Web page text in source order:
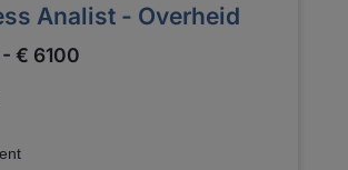
Analist - Overheid
€ 6100